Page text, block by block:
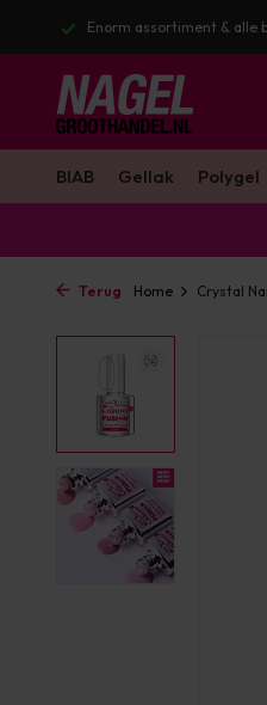
Enorm assortiment & alle
BIAB Gellak Polygel
Terug Home Crystal